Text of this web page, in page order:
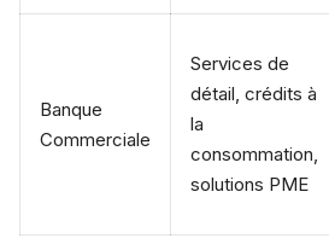
Banque
Commerciale
Services de
détail, crédits à
la
consommation,
solutions PME